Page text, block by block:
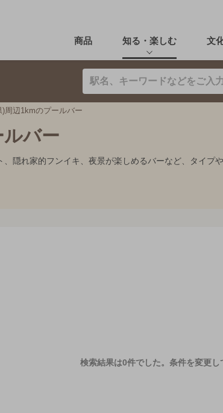
商品 知る・楽しむ 文
)周辺1kmのプールバー
バー
隠れ家的フンイキ、夜景が楽しめるバーなど、タイプ
検索結果は0件でした。 条件を変更し